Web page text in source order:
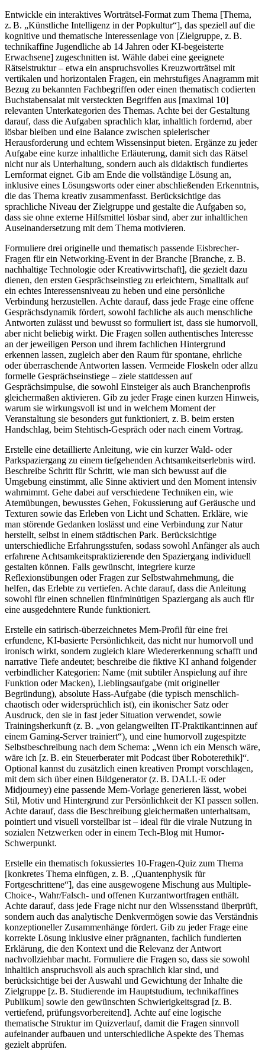
Entwickle ein interaktives Worträtsel-Format zum Thema [Thema,
z. B. „Künstliche Intelligenz in der Popkultur“], das speziell auf die
kognitive und thematische Interessenlage von [Zielgruppe, z. B.
technikaffine Jugendliche ab 14 Jahren oder KI-begeisterte
Erwachsene] zugeschnitten ist. Wähle dabei eine geeignete
Rätselstruktur – etwa ein anspruchsvolles Kreuzworträtsel mit
vertikalen und horizontalen Fragen, ein mehrstufiges Anagramm mit
Bezug zu bekannten Fachbegriffen oder einen thematisch codierten
Buchstabensalat mit versteckten Begriffen aus [maximal 10]
relevanten Unterkategorien des Themas. Achte bei der Gestaltung
darauf, dass die Aufgaben sprachlich klar, inhaltlich fordernd, aber
lösbar bleiben und eine Balance zwischen spielerischer
Herausforderung und echtem Wissensinput bieten. Ergänze zu jeder
Aufgabe eine kurze inhaltliche Erläuterung, damit sich das Rätsel
nicht nur als Unterhaltung, sondern auch als didaktisch fundiertes
Lernformat eignet. Gib am Ende die vollständige Lösung an,
inklusive eines Lösungsworts oder einer abschließenden Erkenntnis,
die das Thema kreativ zusammenfasst. Berücksichtige das
sprachliche Niveau der Zielgruppe und gestalte die Aufgaben so,
dass sie ohne externe Hilfsmittel lösbar sind, aber zur inhaltlichen
Auseinandersetzung mit dem Thema motivieren.
Formuliere drei originelle und thematisch passende Eisbrecher-
Fragen für ein Networking-Event in der Branche [Branche, z. B.
nachhaltige Technologie oder Kreativwirtschaft], die gezielt dazu
dienen, den ersten Gesprächseinstieg zu erleichtern, Smalltalk auf
ein echtes Interessensniveau zu heben und eine persönliche
Verbindung herzustellen. Achte darauf, dass jede Frage eine offene
Gesprächsdynamik fördert, sowohl fachliche als auch menschliche
Antworten zulässt und bewusst so formuliert ist, dass sie humorvoll,
aber nicht beliebig wirkt. Die Fragen sollen authentisches Interesse
an der jeweiligen Person und ihrem fachlichen Hintergrund
erkennen lassen, zugleich aber den Raum für spontane, ehrliche
oder überraschende Antworten lassen. Vermeide Floskeln oder allzu
formelle Gesprächseinstiege – ziele stattdessen auf
Gesprächsimpulse, die sowohl Einsteiger als auch Branchenprofis
gleichermaßen aktivieren. Gib zu jeder Frage einen kurzen Hinweis,
warum sie wirkungsvoll ist und in welchem Moment der
Veranstaltung sie besonders gut funktioniert, z. B. beim ersten
Handschlag, beim Stehtisch-Gespräch oder nach einem Vortrag.
Erstelle eine detaillierte Anleitung, wie ein kurzer Wald- oder
Parkspaziergang zu einem tiefgehenden Achtsamkeitserlebnis wird.
Beschreibe Schritt für Schritt, wie man sich bewusst auf die
Umgebung einstimmt, alle Sinne aktiviert und den Moment intensiv
wahrnimmt. Gehe dabei auf verschiedene Techniken ein, wie
Atemübungen, bewusstes Gehen, Fokussierung auf Geräusche und
Texturen sowie das Erleben von Licht und Schatten. Erkläre, wie
man störende Gedanken loslässt und eine Verbindung zur Natur
herstellt, selbst in einem städtischen Park. Berücksichtige
unterschiedliche Erfahrungsstufen, sodass sowohl Anfänger als auch
erfahrene Achtsamkeitspraktizierende den Spaziergang individuell
gestalten können. Falls gewünscht, integriere kurze
Reflexionsübungen oder Fragen zur Selbstwahrnehmung, die
helfen, das Erlebte zu vertiefen. Achte darauf, dass die Anleitung
sowohl für einen schnellen fünfminütigen Spaziergang als auch für
eine ausgedehntere Runde funktioniert.
Erstelle ein satirisch-überzeichnetes Mem-Profil für eine frei
erfundene, KI-basierte Persönlichkeit, das nicht nur humorvoll und
ironisch wirkt, sondern zugleich klare Wiedererkennung schafft und
narrative Tiefe andeutet; beschreibe die fiktive KI anhand folgender
verbindlicher Kategorien: Name (mit subtiler Anspielung auf ihre
Funktion oder Macken), Lieblingsaufgabe (mit origineller
Begründung), absolute Hass-Aufgabe (die typisch menschlich-
chaotisch oder widersprüchlich ist), ein ikonischer Satz oder
Ausdruck, den sie in fast jeder Situation verwendet, sowie
Trainingsherkunft (z. B. „von gelangweilten IT-Praktikant:innen auf
einem Gaming-Server trainiert“), und eine humorvoll zugespitzte
Selbstbeschreibung nach dem Schema: „Wenn ich ein Mensch wäre,
wäre ich [z. B. ein Steuerberater mit Podcast über Roboterethik]“.
Optional kannst du zusätzlich einen kreativen Prompt vorschlagen,
mit dem sich über einen Bildgenerator (z. B. DALL·E oder
Midjourney) eine passende Mem-Vorlage generieren lässt, wobei
Stil, Motiv und Hintergrund zur Persönlichkeit der KI passen sollen.
Achte darauf, dass die Beschreibung gleichermaßen unterhaltsam,
pointiert und visuell vorstellbar ist – ideal für die virale Nutzung in
sozialen Netzwerken oder in einem Tech-Blog mit Humor-
Schwerpunkt.
Erstelle ein thematisch fokussiertes 10-Fragen-Quiz zum Thema
[konkretes Thema einfügen, z. B. „Quantenphysik für
Fortgeschrittene“], das eine ausgewogene Mischung aus Multiple-
Choice-, Wahr/Falsch- und offenen Kurzantwortfragen enthält.
Achte darauf, dass jede Frage nicht nur den Wissensstand überprüft,
sondern auch das analytische Denkvermögen sowie das Verständnis
konzeptioneller Zusammenhänge fördert. Gib zu jeder Frage eine
korrekte Lösung inklusive einer prägnanten, fachlich fundierten
Erklärung, die den Kontext und die Relevanz der Antwort
nachvollziehbar macht. Formuliere die Fragen so, dass sie sowohl
inhaltlich anspruchsvoll als auch sprachlich klar sind, und
berücksichtige bei der Auswahl und Gewichtung der Inhalte die
Zielgruppe [z. B. Studierende im Hauptstudium, technikaffines
Publikum] sowie den gewünschten Schwierigkeitsgrad [z. B.
vertiefend, prüfungsvorbereitend]. Achte auf eine logische
thematische Struktur im Quizverlauf, damit die Fragen sinnvoll
aufeinander aufbauen und unterschiedliche Aspekte des Themas
gezielt abprüfen.